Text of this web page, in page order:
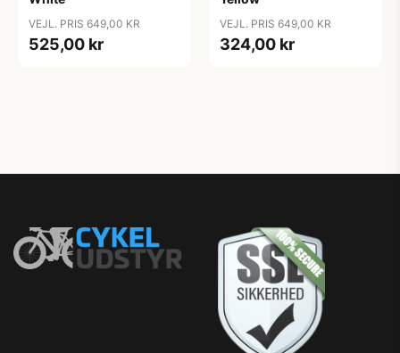
VEJL. PRIS 649,00 KR
525,00 kr
VEJL. PRIS 649,00 KR
324,00 kr